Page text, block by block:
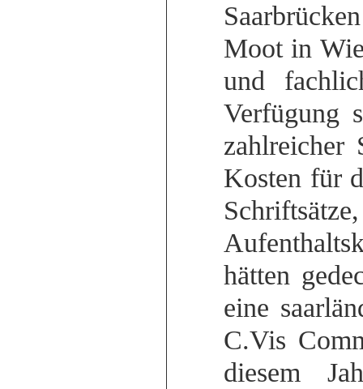
Moot in
und
Verfügung
zahlreicher
Kosten für
hätten
eine
C.Vis
diesem